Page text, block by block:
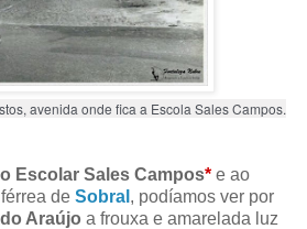
avenida onde fica a Escola Sales Campos.
Escolar Sales Campos* e ao
de Sobral , podíamos ver por
Araújo a frouxa e amarelada luz